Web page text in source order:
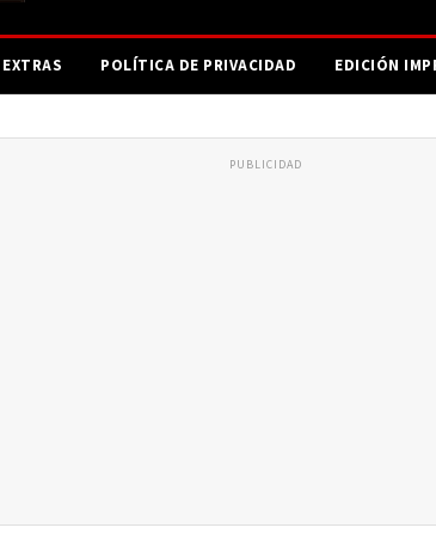
EXTRAS POLÍTICA DE PRIVACIDAD EDICIÓN
PUBLICIDAD